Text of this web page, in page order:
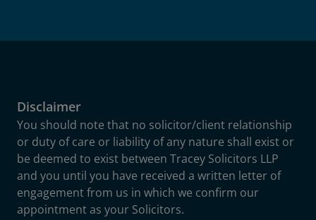
Disclaimer
You should note that no solicitor/client relationship
or duty of care or liability of any nature shall exist or
be deemed to exist between Tracey Solicitors LLP
and you until you have received a written letter of
engagement from us in which we confirm our
appointment as your Solicitors.